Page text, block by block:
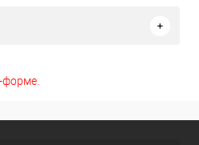
форме.